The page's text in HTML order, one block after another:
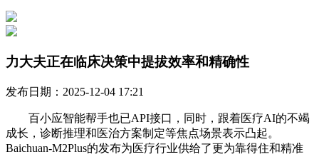
力大夫正在临床决策中提拔效率和精确性
发布日期：2025-12-04 17:21
百小应智能帮手也已API接口，同时，跟着医疗AI的不竭
成长，诊断推理和医治方案制定等焦点场景表示凸起。
Baichuan-M2Plus的发布为医疗行业供给了更为靠得住和精准